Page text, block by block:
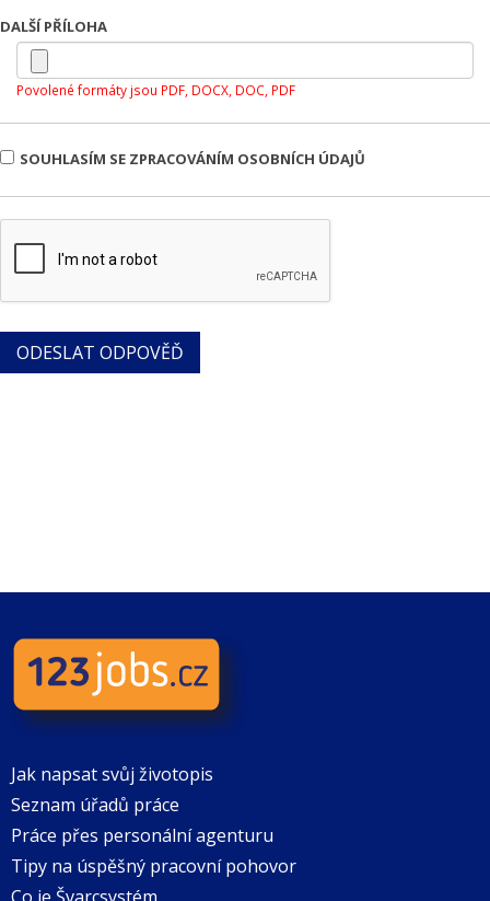
DALŠÍ PŘÍLOHA
Povolené formáty jsou PDF, DOCX, DOC, PDF
SOUHLASÍM SE ZPRACOVÁNÍM OSOBNÍCH ÚDAJŮ
Jak napsat svůj životopis
Seznam úřadů práce
Práce přes personální agenturu
Tipy na úspěšný pracovní pohovor